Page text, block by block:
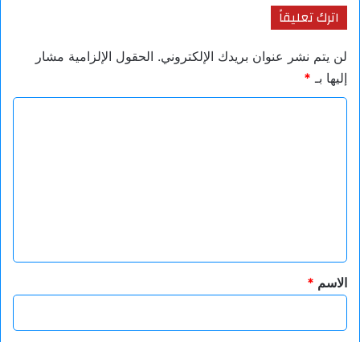
اترك تعليقاً
لن يتم نشر عنوان بريدك الإلكتروني. الحقول الإلزامية مشار
إليها بـ *
*
الاسم *